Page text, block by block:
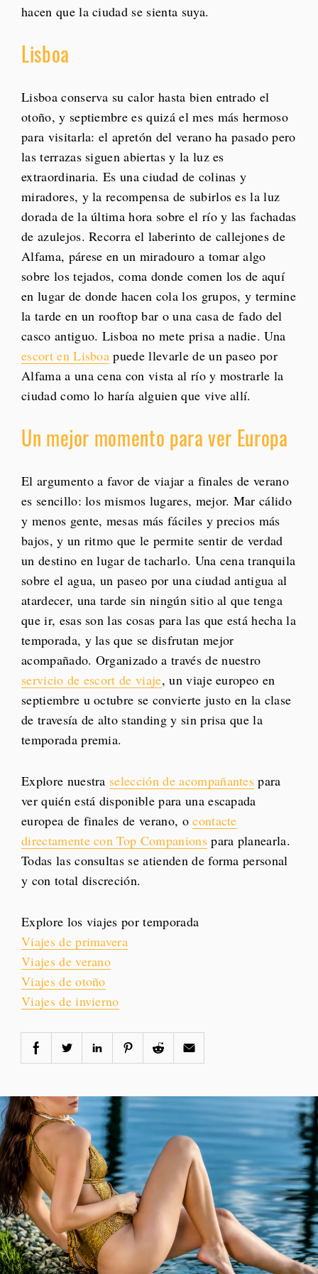
hacen que la ciudad se sienta suya.
Lisboa
Lisboa conserva su calor hasta bien entrado el
otoño, y septiembre es quizá el mes más hermoso
para visitarla: el apretón del verano ha pasado pero
las terrazas siguen abiertas y la luz es
extraordinaria. Es una ciudad de colinas y
miradores, y la recompensa de subirlos es la luz
dorada de la última hora sobre el río y las fachadas
de azulejos. Recorra el laberinto de callejones de
Alfama, párese en un miradouro a tomar algo
sobre los tejados, coma donde comen los de aquí
en lugar de donde hacen cola los grupos, y termine
la tarde en un rooftop bar o una casa de fado del
casco antiguo. Lisboa no mete prisa a nadie. Una
escort en Lisboa puede llevarle de un paseo por
Alfama a una cena con vista al río y mostrarle la
ciudad como lo haría alguien que vive allí.
Un mejor momento para ver Europa
El argumento a favor de viajar a finales de verano
es sencillo: los mismos lugares, mejor. Mar cálido
y menos gente, mesas más fáciles y precios más
bajos, y un ritmo que le permite sentir de verdad
un destino en lugar de tacharlo. Una cena tranquila
sobre el agua, un paseo por una ciudad antigua al
atardecer, una tarde sin ningún sitio al que tenga
que ir, esas son las cosas para las que está hecha la
temporada, y las que se disfrutan mejor
acompañado. Organizado a través de nuestro
servicio de escort de viaje, un viaje europeo en
septiembre u octubre se convierte justo en la clase
de travesía de alto standing y sin prisa que la
temporada premia.
Explore nuestra selección de acompañantes para
ver quién está disponible para una escapada
europea de finales de verano, ocontacte
directamente con Top Companionspara planearla.
Todas las consultas se atienden de forma personal
y con total discreción.
Explore los viajes por temporada
Viajes de primavera
Viajes de verano
Viajes de otoño
Viajes de invierno